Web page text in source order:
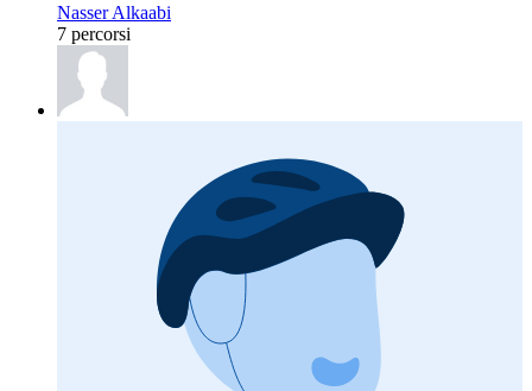
Nasser Alkaabi
7 percorsi